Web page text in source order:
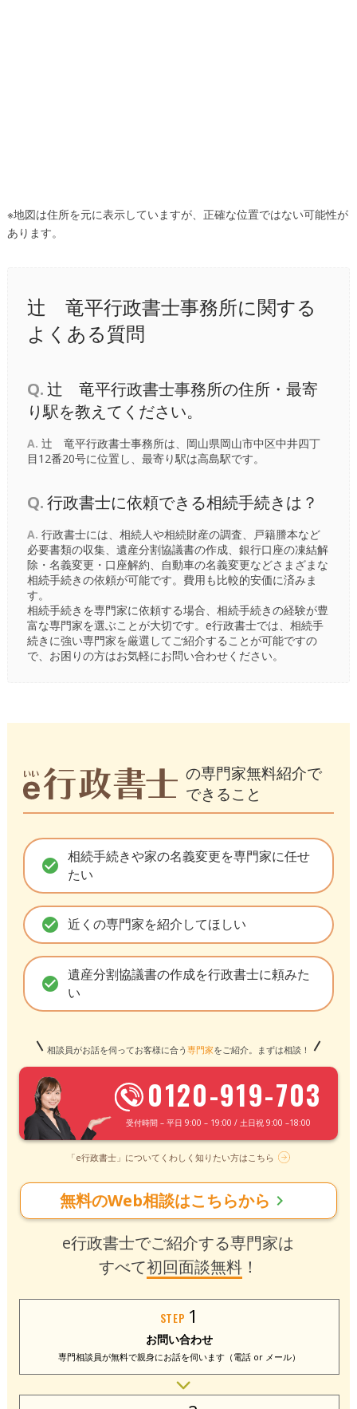
※地図は住所を元に表示していますが、正確な位置ではない可能性が
あります。
辻󠄀 竜平行政書士事務所に関する
よくある質問
Q.辻󠄀 竜平行政書士事務所の住所・最寄
り駅を教えてください。
A. 辻󠄀 竜平行政書士事務所は、岡山県岡山市中区中井四丁
目12番20号に位置し、最寄り駅は高島駅です。
Q.行政書士に依頼できる相続手続きは？
A. 行政書士には、相続人や相続財産の調査、戸籍謄本など
必要書類の収集、遺産分割協議書の作成、銀行口座の凍結解
除・名義変更・口座解約、自動車の名義変更などさまざまな
相続手続きの依頼が可能です。費用も比較的安価に済みま
す。
相続手続きを専門家に依頼する場合、相続手続きの経験が豊
富な専門家を選ぶことが大切です。e行政書士では、相続手
続きに強い専門家を厳選してご紹介することが可能ですの
で、お困りの方はお気軽にお問い合わせください。
の専門家無料紹介で
できること
check_circle 相続手続きや家の名義変更を専門家に任せ
たい
check_circle 近くの専門家を紹介してほしい
check_circle 遺産分割協議書の作成を行政書士に頼みた
い
相談員がお話を伺ってお客様に合う 専門家をご紹介。まずは相談！
0120-919-703
受付時間 – 平日 9:00 – 19:00 / 土日祝 9:00 –18:00
「e行政書士」についてくわしく知りたい方はこちら
無料のWeb相談はこちらから chevron_right
e行政書士でご紹介する専門家は
すべて初回面談無料！
STEP 1
お問い合わせ
専門相談員が無料で親身にお話を伺います（電話 or メール）